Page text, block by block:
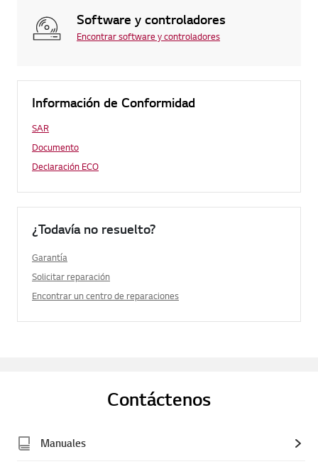
Software y controladores
Encontrar software y controladores
Información de Conformidad
SAR
Documento
Declaración ECO
¿Todavía no resuelto?
Garantía
Solicitar reparación
Encontrar un centro de reparaciones
Contáctenos
Manuales